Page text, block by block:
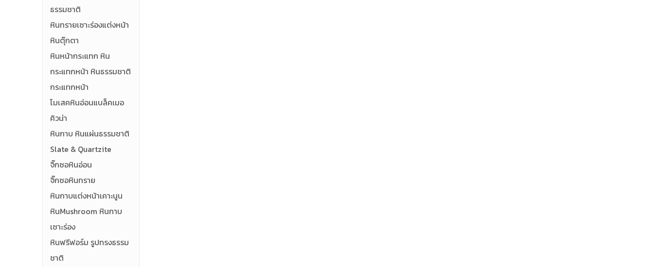
ธรรมชาติ
หินทรายเซาะร่องแต่งหน้า
หินตุ๊กตา
หินหน้ากระแทก หิน
กระแทกหน้า หินธรรมชาติ
กระแทกหน้า
โมเสคหินอ่อนแบล็คเมอ
คิวน่า
หินกาบ หินแผ่นธรรมชาติ
Slate & Quartzite
จิ๊กซอหินอ่อน
จิ๊กซอหินทราย
หินกาบแต่งหน้าเคาะนูน
หินMushroom หินกาบ
เซาะร่อง
หินฟรีฟอร์ม รูปทรงธรรม
ชาติ